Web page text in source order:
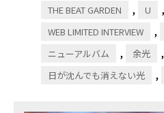
THE BEAT GARDEN , U ,
WEB LIMITED INTERVIEW ,
ニューアルバム , 余光 ,
日が沈んでも消えない光 ,